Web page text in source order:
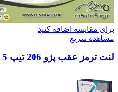
برای مقایسه اضافه کنید
مشاهده سریع
لنت ترمز عقب پژو 206 تیپ 5 مدل 93 به پایین – آریتما